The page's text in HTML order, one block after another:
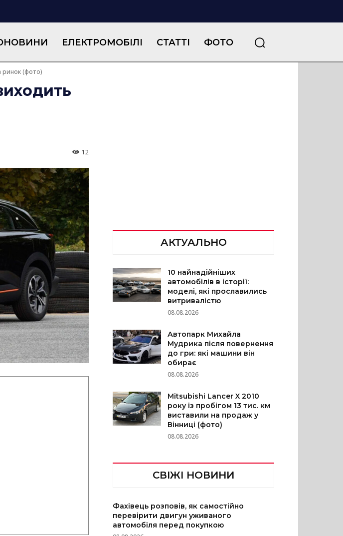
ЕЛЕКТРОМОБІЛІ СТАТТІ ФОТО
ринок (фото)
12
АКТУАЛЬНО
10 найнадійніших
автомобілів в історії:
моделі, які прославились
витривалістю
08.08.2026
Автопарк Михайла
Мудрика після повернення
до гри: які машини він
обирає
08.08.2026
Mitsubishi Lancer X 2010
року із пробігом 13 тис. км
виставили на продаж у
Вінниці (фото)
08.08.2026
СВІЖІ НОВИНИ
Фахівець розповів, як самостійно
перевірити двигун уживаного
автомобіля перед покупкою